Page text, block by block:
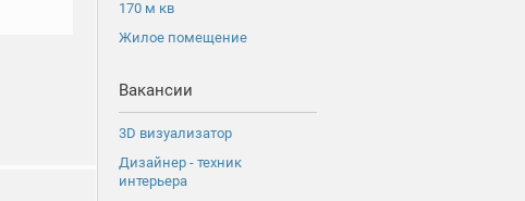
170 м кв
Жилое помещение
Вакансии
3D визуализатор
Дизайнер - техник
интерьера